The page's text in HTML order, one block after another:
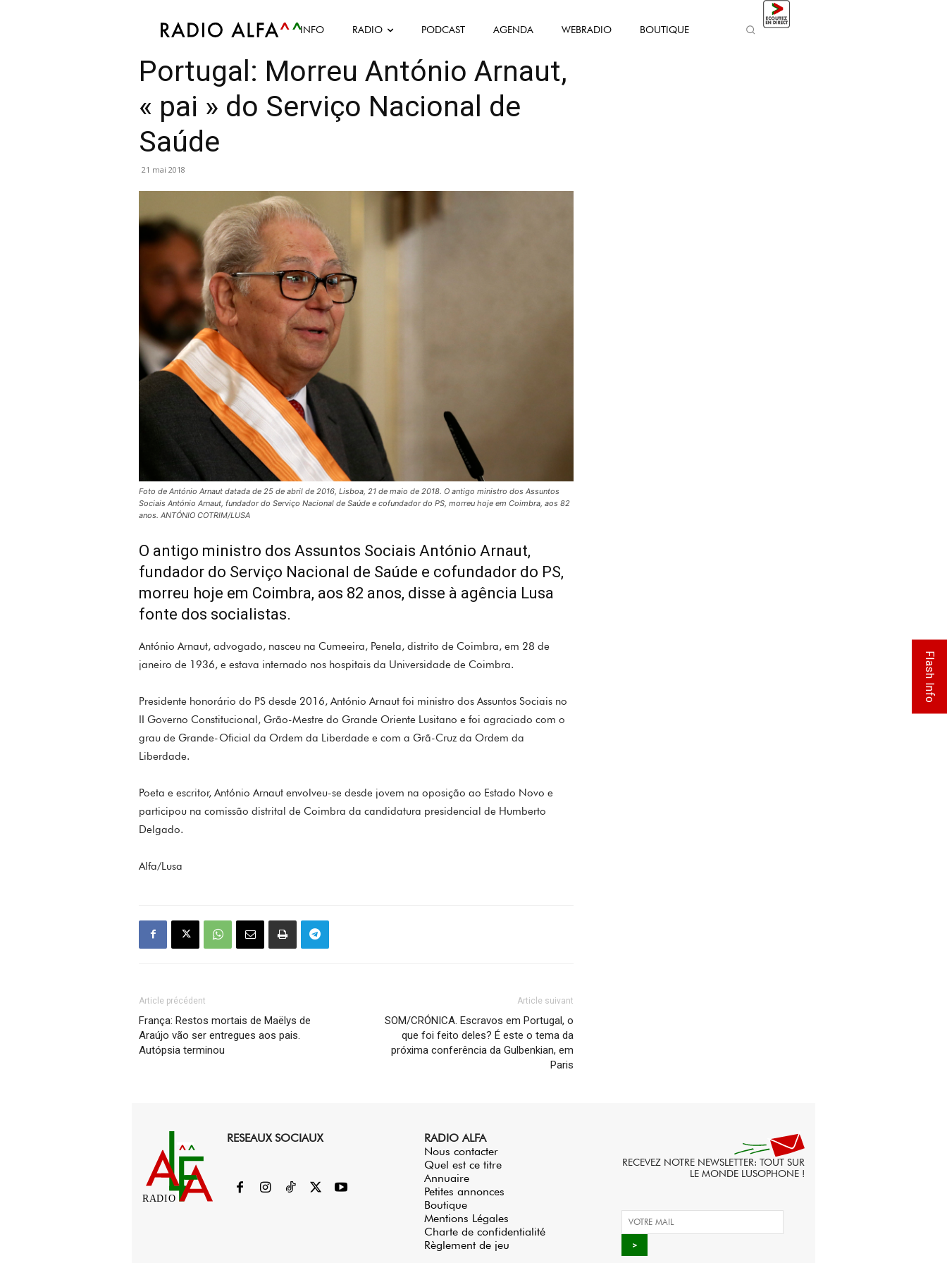
INFO RADIO PODCAST AGENDA WEBRADIO BOUTIQUE
Mis en avant
Portugal: Morreu António Arnaut,
« pai » do Serviço Nacional de
Saúde
21 mai 2018
Foto de António Arnaut datada de 25 de abril de 2016, Lisboa, 21 de maio de 2018. O antigo ministro dos Assuntos
Sociais António Arnaut, fundador do Serviço Nacional de Saúde e cofundador do PS, morreu hoje em Coimbra, aos 82
anos. ANTÓNIO COTRIM/LUSA
O antigo ministro dos Assuntos Sociais António Arnaut,
fundador do Serviço Nacional de Saúde e cofundador do PS,
morreu hoje em Coimbra, aos 82 anos, disse à agência Lusa
fonte dos socialistas.
António Arnaut, advogado, nasceu na Cumeeira, Penela, distrito de Coimbra, em 28 de
janeiro de 1936, e estava internado nos hospitais da Universidade de Coimbra.
Presidente honorário do PS desde 2016, António Arnaut foi ministro dos Assuntos Sociais no
II Governo Constitucional, Grão-Mestre do Grande Oriente Lusitano e foi agraciado com o
grau de Grande-Oficial da Ordem da Liberdade e com a Grã-Cruz da Ordem da
Liberdade.
Poeta e escritor, António Arnaut envolveu-se desde jovem na oposição ao Estado Novo e
participou na comissão distrital de Coimbra da candidatura presidencial de Humberto
Delgado.
Alfa/Lusa
Article précédent
França: Restos mortais de Maëlys de
Araújo vão ser entregues aos pais.
Autópsia terminou
Article suivant
SOM/CRÓNICA. Escravos em Portugal, o
que foi feito deles? É este o tema da
próxima conferência da Gulbenkian, em
Paris
RADIO
RESEAUX SOCIAUX
RADIO ALFA
Nous contacter
Quel est ce titre
Annuaire
Petites annonces
Boutique
Mentions Légales
Charte de confidentialité
Règlement de jeu
RECEVEZ NOTRE NEWSLETTER: TOUT SUR
LE MONDE LUSOPHONE !
Flash Info